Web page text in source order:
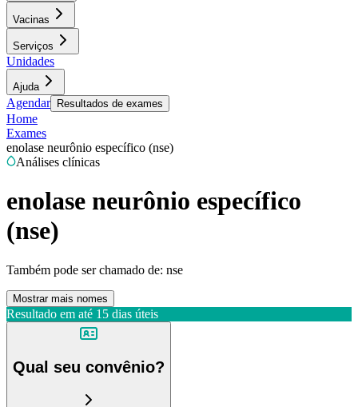
Vacinas
Serviços
Unidades
Ajuda
Agendar Resultados de exames
Home
Exames
enolase neurônio específico (nse)
Análises clínicas
enolase neurônio específico
(nse)
Também pode ser chamado de: nse
Mostrar mais nomes
Resultado em até 15 dias úteis
Qual seu convênio?